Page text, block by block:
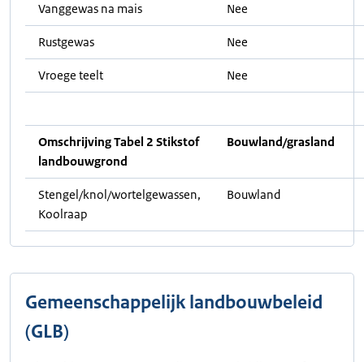
Vanggewas na mais Nee
Rustgewas Nee
Vroege teelt Nee
Omschrijving Tabel 2 Stikstof
landbouwgrond
Bouwland/grasland
Stengel/knol/wortelgewassen,
Koolraap
Bouwland
Gemeenschappelijk landbouwbeleid
(GLB)